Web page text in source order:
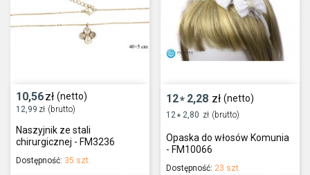
10,56zł (netto)
12,99 zł (brutto)
Naszyjnik ze stali
chirurgicznej - FM3236
Dostępność: 35 szt.
12* 2,28 zł (netto)
12* 2,80 zł (brutto)
Opaska do włosów Komunia
- FM10066
Dostępność: 23 szt.